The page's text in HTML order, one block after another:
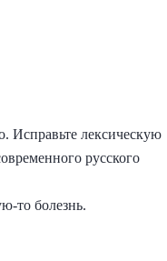
лексическую
русского
то болезнь.